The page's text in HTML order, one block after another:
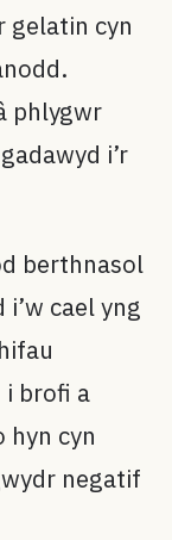
gelatin cyn
phlygwr
i’r
berthnasol
cael yng
i brofi a
hyn cyn
negatif